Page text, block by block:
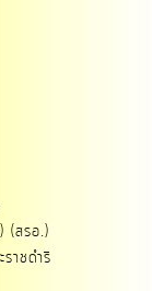
(สรอ.)
าชดำริ